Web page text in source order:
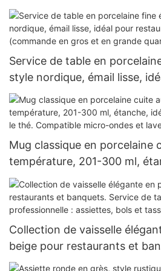
et écologique, idéal pour la
événements, les hôtels et les
Service de table en
style nordique, émail lisse,
et hôtels (commande en gros
quantité, qualité alimentaire).
Mug classique en porcelaine
température, 201-300 ml,
café, le lait et le thé.
lave-vaisselle.
Collection de vaisselle
beige pour restaurants et
table durable de qualité